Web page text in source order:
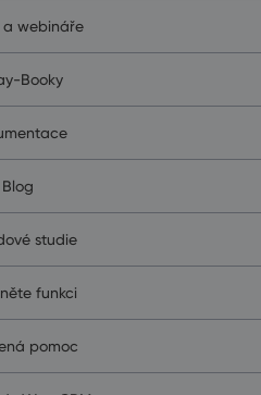
a webináře
Booky
Blog
studie
funkci
pomoc